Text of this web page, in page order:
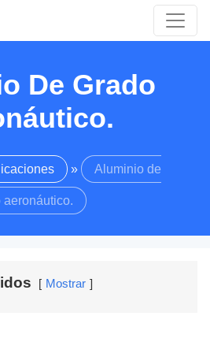
De Grado
» Aluminio de
aeronáutico.
Mostrar